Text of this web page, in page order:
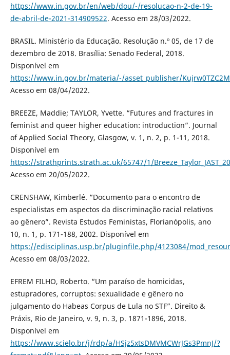
https://www.in.gov.br/en/web/dou/-/resolucao-n-2-de-19-
de-abril-de-2021-314909522. Acesso em 28/03/2022.
BRASIL. Ministério da Educação. Resolução n.º 05, de 17 de
dezembro de 2018. Brasília: Senado Federal, 2018.
Disponível em
https://www.in.gov.br/materia/-/asset_publisher/
Acesso em 08/04/2022.
BREEZE, Maddie; TAYLOR, Yvette. “Futures and fractures in
feminist and queer higher education: introduction”. Journal
of Applied Social Theory, Glasgow, v. 1, n. 2, p. 1-11, 2018.
Disponível em
https://strathprints.strath.ac.uk/65747/1/
Acesso em 20/05/2022.
CRENSHAW, Kimberlé. “Documento para o encontro de
especialistas em aspectos da discriminação racial relativos
ao gênero”. Revista Estudos Feministas, Florianópolis, ano
10, n. 1, p. 171-188, 2002. Disponível em
https://edisciplinas.usp.br/pluginfile.php/4123084/
Acesso em 08/03/2022.
EFREM FILHO, Roberto. “Um paraíso de homicidas,
estupradores, corruptos: sexualidade e gênero no
julgamento do Habeas Corpus de Lula no STF”. Direito &
Práxis, Rio de Janeiro, v. 9, n. 3, p. 1871-1896, 2018.
Disponível em
https://www.scielo.br/j/rdp/a/HSjz5xtsDMVMCWrJGs3PmnJ/?